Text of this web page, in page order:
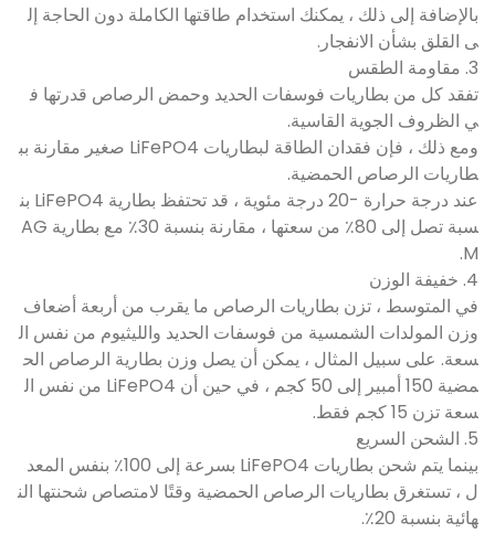
بالإضافة إلى ذلك ، يمكنك استخدام طاقتها الكاملة دون الحاجة إل
ى القلق بشأن الانفجار.
3. مقاومة الطقس
تفقد كل من بطاريات فوسفات الحديد وحمض الرصاص قدرتها ف
ي الظروف الجوية القاسية.
ومع ذلك ، فإن فقدان الطاقة لبطاريات LiFePO4 صغير مقارنة بب
طاريات الرصاص الحمضية.
عند درجة حرارة -20 درجة مئوية ، قد تحتفظ بطارية LiFePO4 بن
سبة تصل إلى 80٪ من سعتها ، مقارنة بنسبة 30٪ مع بطارية AG
M.
4. خفيفة الوزن
في المتوسط ​​، تزن بطاريات الرصاص ما يقرب من أربعة أضعاف
وزن المولدات الشمسية من فوسفات الحديد والليثيوم من نفس ال
سعة. على سبيل المثال ، يمكن أن يصل وزن بطارية الرصاص الح
مضية 150 أمبير إلى 50 كجم ، في حين أن LiFePO4 من نفس ال
سعة تزن 15 كجم فقط.
5. الشحن السريع
بينما يتم شحن بطاريات LiFePO4 بسرعة إلى 100٪ بنفس المعد
ل ، تستغرق بطاريات الرصاص الحمضية وقتًا لامتصاص شحنتها الن
هائية بنسبة 20٪.